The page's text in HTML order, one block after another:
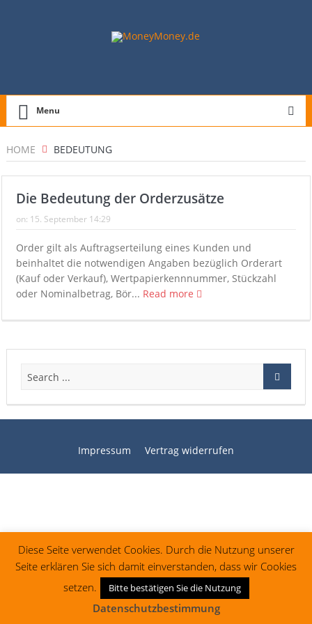
Menu
HOME BEDEUTUNG
Die Bedeutung der Orderzusätze
on: 15. September 14:29
Order gilt als Auftragserteilung eines Kunden und
beinhaltet die notwendigen Angaben bezüglich Orderart
(Kauf oder Verkauf), Wertpapierkennnummer, Stückzahl
oder Nominalbetrag, Bör... Read more
Impressum Vertrag widerrufen
Diese Seite verwendet Cookies. Durch die Nutzung unserer
Seite erklären Sie sich damit einverstanden, dass wir Cookies
setzen.
Bitte bestätigen Sie die Nutzung
Datenschutzbestimmung